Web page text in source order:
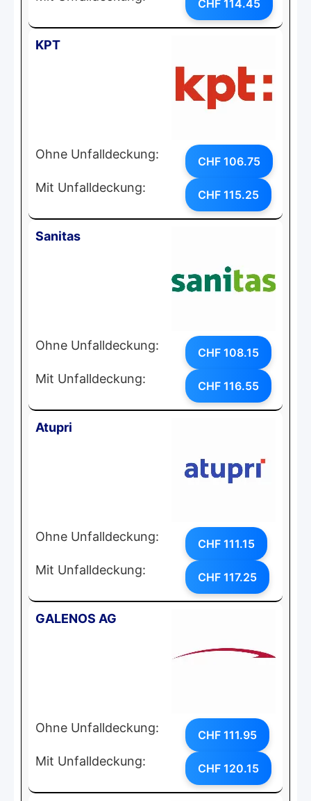
CHF 114.45
KPT
Ohne Unfalldeckung: CHF 106.75
Mit Unfalldeckung: CHF 115.25
Sanitas
Ohne Unfalldeckung: CHF 108.15
Mit Unfalldeckung: CHF 116.55
Atupri
Ohne Unfalldeckung: CHF 111.15
Mit Unfalldeckung: CHF 117.25
GALENOS AG
Ohne Unfalldeckung: CHF 111.95
Mit Unfalldeckung: CHF 120.15